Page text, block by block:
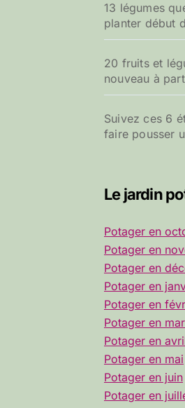
13 légumes
planter début
20 fruits et
nouveau à
Suivez ces 6
faire pousser
Le jardin
Potager en
Potager en
Potager en
Potager en
Potager en
Potager en
Potager en
Potager en mai
Potager en juin
Potager en